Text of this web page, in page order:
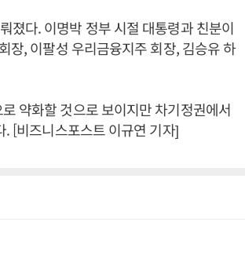
졌다. 이명박 정부 시절 대통령과 친분이
장, 이팔성 우리금융지주 회장, 김승유 하
약화할 것으로 보이지만 차기정권에서
[비즈니스포스트 이규연 기자]